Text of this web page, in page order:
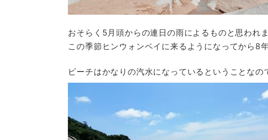
おそらく5月頭からの連日の雨によるものと思われ
この季節ヒンウォンベイに来るようになってから8
ビーチはかなりの汽水になっているということなの